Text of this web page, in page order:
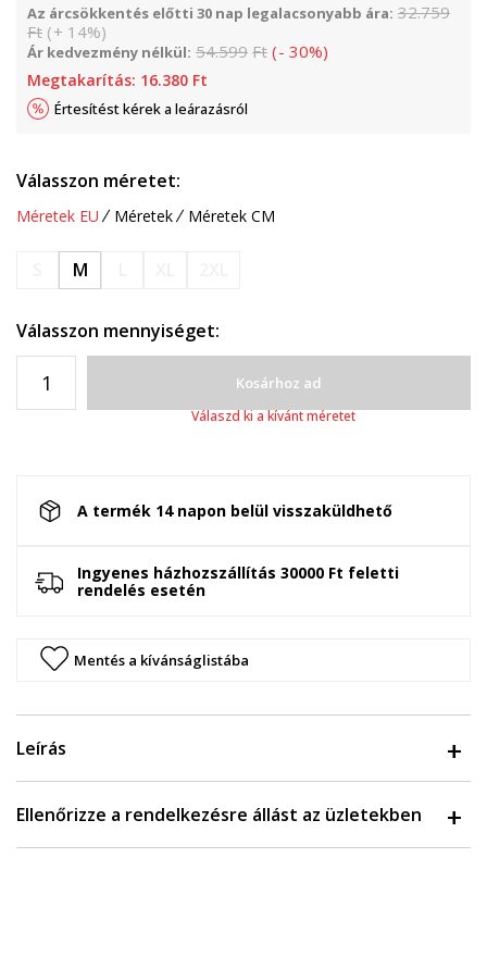
Az árcsökkentés előtti 30 nap legalacsonyabb ára: 32.759
Ft (+ 14%)
Ár kedvezmény nélkül: 54.599 Ft (- 30%)
Megtakarítás: 16.380 Ft
Értesítést kérek a leárazásról
Válasszon méretet:
Méretek EU Méretek Méretek CM
M
Válasszon mennyiséget:
Kosárhoz ad
Válaszd ki a kívánt méretet
A termék 14 napon belül visszaküldhető
Ingyenes házhozszállítás 30000 Ft feletti
rendelés esetén
Mentés a kívánságlistába
Leírás
Ellenőrizze a rendelkezésre állást az üzletekben